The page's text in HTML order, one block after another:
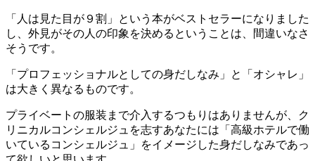
「人は見た目が９割」という本がベストセラーになりました
し、外見がその人の印象を決めるということは、間違いなさ
そうです。
「プロフェッショナルとしての身だしなみ」と「オシャレ」
は大きく異なるものです。
プライベートの服装まで介入するつもりはありませんが、ク
リニカルコンシェルジュを志すあなたには「高級ホテルで働
いているコンシェルジュ」をイメージした身だしなみであっ